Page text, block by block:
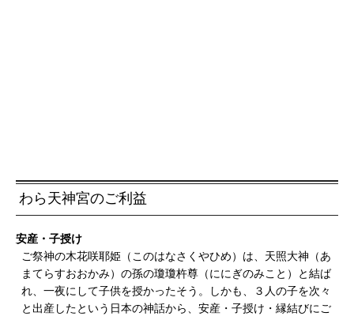
わら天神宮のご利益
安産・子授け
ご祭神の木花咲耶姫（このはなさくやひめ）は、天照大神（あ
まてらすおおかみ）の孫の瓊瓊杵尊（ににぎのみこと）と結ば
れ、一夜にして子供を授かったそう。しかも、３人の子を次々
と出産したという日本の神話から、安産・子授け・縁結びにご